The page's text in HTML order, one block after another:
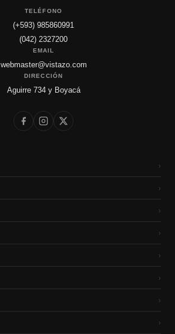
TELÉFONO
(+593) 985860991
(042) 2327200
EMAIL
webmaster@vistazo.com
DIRECCIÓN
Aguirre 734 y Boyacá
›
›
›
›
›
›
›
›